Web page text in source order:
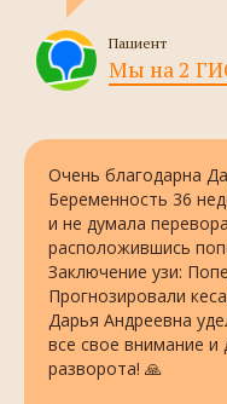
Пациент
Мы на 2
Очень благодарна
Беременность 36
и не думала
расположившись
Заключение узи:
Прогнозировали
Дарья Андреевна
все свое внимание и
разворота! 🙏